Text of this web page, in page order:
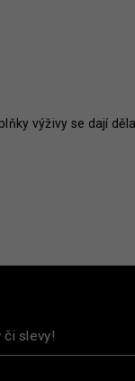
výživy se dají
či slevy!